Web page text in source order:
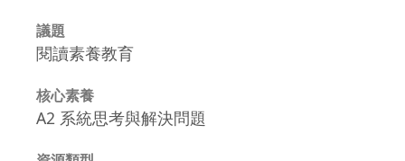
議題
閱讀素養教育
核心素養
A2 系統思考與解決問題